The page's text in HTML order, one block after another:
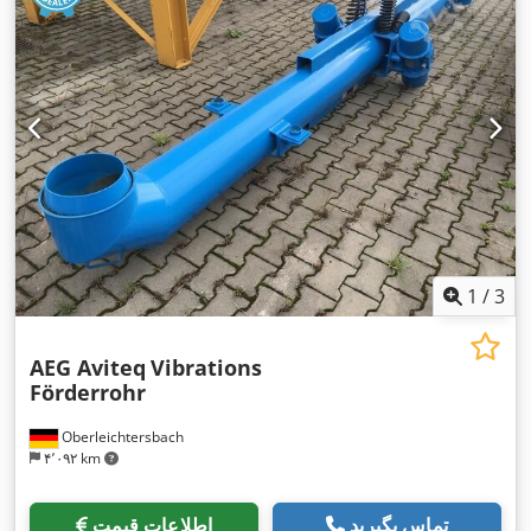
1 /3
Oberleichtersbach
۴٬۰۹۲ km
AEG Aviteq Vibrations
Förderrohr
اطلاعات قیمت تماس بگیرید